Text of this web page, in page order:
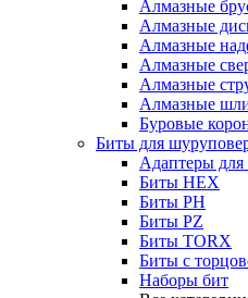
Алмазные
Алмазные
Алмазные
Алмазные
Алмазные
Алмазные
Буровые
Биты для
Адаптеры для
Биты HEX
Биты PH
Биты PZ
Биты TORX
Биты с
Наборы бит